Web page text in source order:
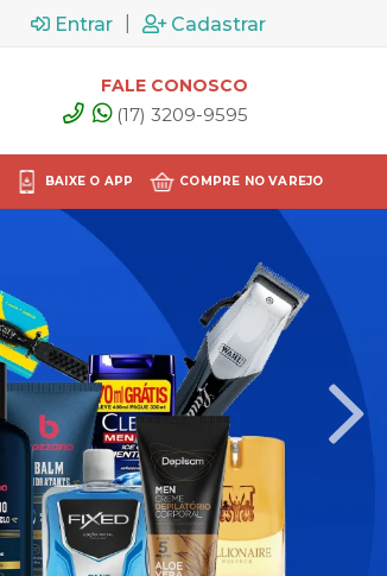
Entrar Cadastrar
FALE CONOSCO
(17) 3209-9595
BAIXE O APP COMPRE NO VAREJO